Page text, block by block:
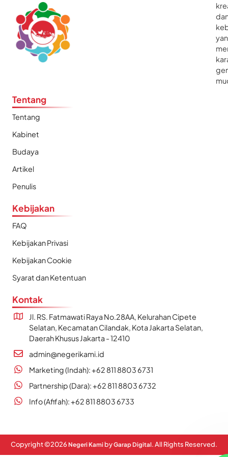
Tentang
Tentang
Kabinet
Budaya
Artikel
Penulis
Kebijakan
FAQ
Kebijakan Privasi
Kebijakan Cookie
Syarat dan Ketentuan
Kontak
Jl. RS. Fatmawati Raya No.28AA, Kelurahan Cipete
Selatan, Kecamatan Cilandak, Kota Jakarta Selatan,
Daerah Khusus Jakarta - 12410
admin@negerikami.id
Marketing (Indah): +62 811 8803 6731
Partnership (Dara): +62 811 8803 6732
Info (Afifah): +62 811 8803 6733
Copyright ©2026 Negeri Kami byGarap Digital. All Rights Reserved.